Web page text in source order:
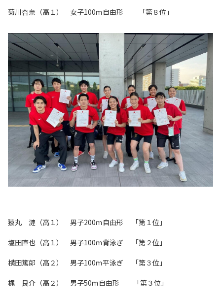
菊川杏奈（高１） 女子100ｍ自由形 「第８位」
猿丸 漣（高１） 男子200ｍ自由形 「第１位」
塩田直也（高１） 男子100ｍ背泳ぎ 「第２位」
横田篤郎（高２） 男子100ｍ平泳ぎ 「第３位」
梶 良介（高２） 男子50ｍ自由形 「第３位」